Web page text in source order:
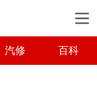
汽修 百科